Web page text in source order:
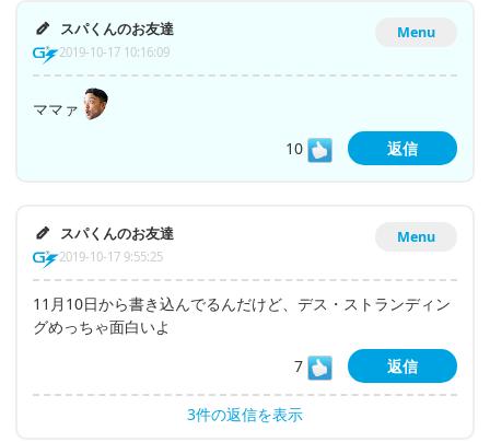
Menu
スパくんのお友達
2019-10-17 10:16:09
ママァ
10
返信
Menu
スパくんのお友達
2019-10-17 9:55:25
11月10日から書き込んでるんだけど、デス・ストランディン
グめっちゃ面白いよ
7
返信
3件の返信を表示